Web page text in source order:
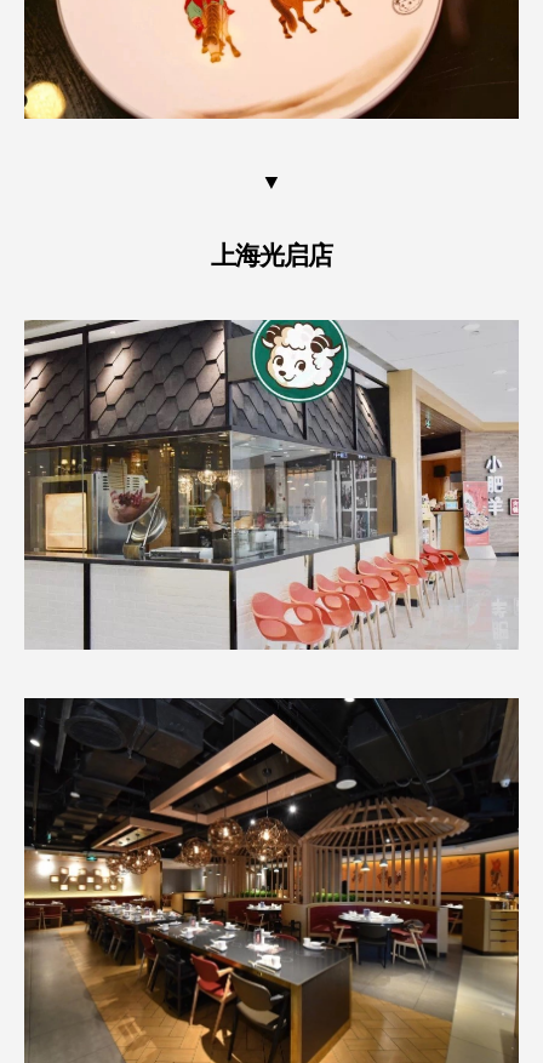
▼
上海光启店